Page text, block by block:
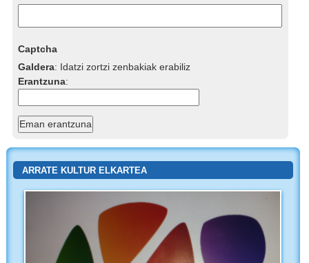
Captcha
Galdera: Idatzi zortzi zenbakiak erabiliz
Erantzuna:
ARRATE KULTUR ELKARTEA